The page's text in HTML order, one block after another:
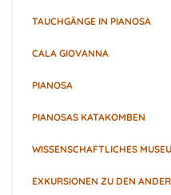
TAUCHGÄNGE IN PIANOSA
CALA GIOVANNA
PIANOSA
PIANOSAS KATAKOMBEN
WISSENSCHAFTLICHES
EXKURSIONEN ZU DEN